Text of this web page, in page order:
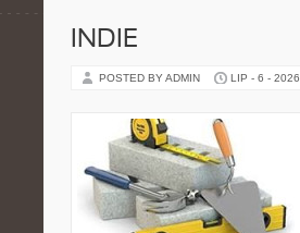
INDIE
POSTED BY ADMIN LIP - 6 - 2026